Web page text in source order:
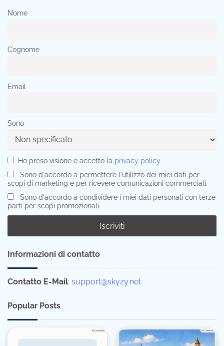
Nome
Cognome
Email
Sono
Ho preso visione e accetto la privacy policy
Sono d'accordo a permettere l'utilizzo dei miei dati per
scopi di marketing e per ricevere comunicazioni commerciali.
Sono d'accordo a condividere i miei dati personali con terze
parti per scopi promozionali.
Informazioni di contatto
Contatto E-Mail: support@skyzy.net
Popular Posts